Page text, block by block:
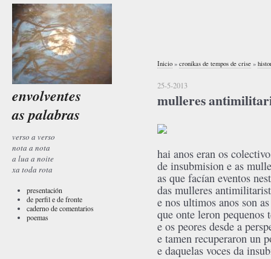
envolventes
as palabras
verso a verso
nota a nota
a lua a noite
xa toda rota
presentación
de perfil e de fronte
caderno de comentarios
poemas
Inicio » cronikas de tempos de crise »
25-5-2013
mulleres
hai anos eran os
de insubmision e as
as que facían eventos
das mulleres
e nos ultimos anos son
que onte leron pequenos
e os peores desde a
e tamen recuperaron un
e daquelas voces da